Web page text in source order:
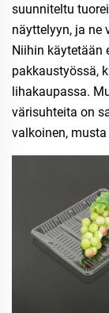
suunniteltu
näyttelyyn, ja ne
Niihin käytetään
pakkaustyössä,
lihakaupassa.
värisuhteita on
valkoinen, musta